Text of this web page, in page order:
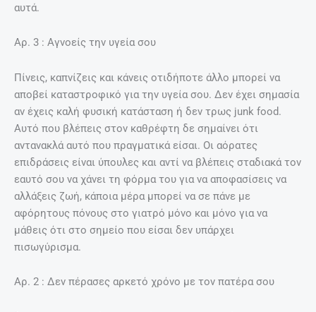
αυτά.
Aρ. 3 : Αγνοείς την υγεία σου
Πίνεις, καπνίζεις και κάνεις οτιδήποτε άλλο μπορεί να
αποβεί καταστροφικό για την υγεία σου. Δεν έχει σημασία
αν έχεις καλή φυσική κατάσταση ή δεν τρως junk food.
Αυτό που βλέπεις στον καθρέφτη δε σημαίνει ότι
αντανακλά αυτό που πραγματικά είσαι. Οι αόρατες
επιδράσεις είναι ύπουλες και αντί να βλέπεις σταδιακά τον
εαυτό σου να χάνει τη φόρμα του για να αποφασίσεις να
αλλάξεις ζωή, κάποια μέρα μπορεί να σε πάνε με
αφόρητους πόνους στο γιατρό μόνο και μόνο για να
μάθεις ότι στο σημείο που είσαι δεν υπάρχει
πισωγύρισμα.
Aρ. 2 : Δεν πέρασες αρκετό χρόνο με τον πατέρα σου